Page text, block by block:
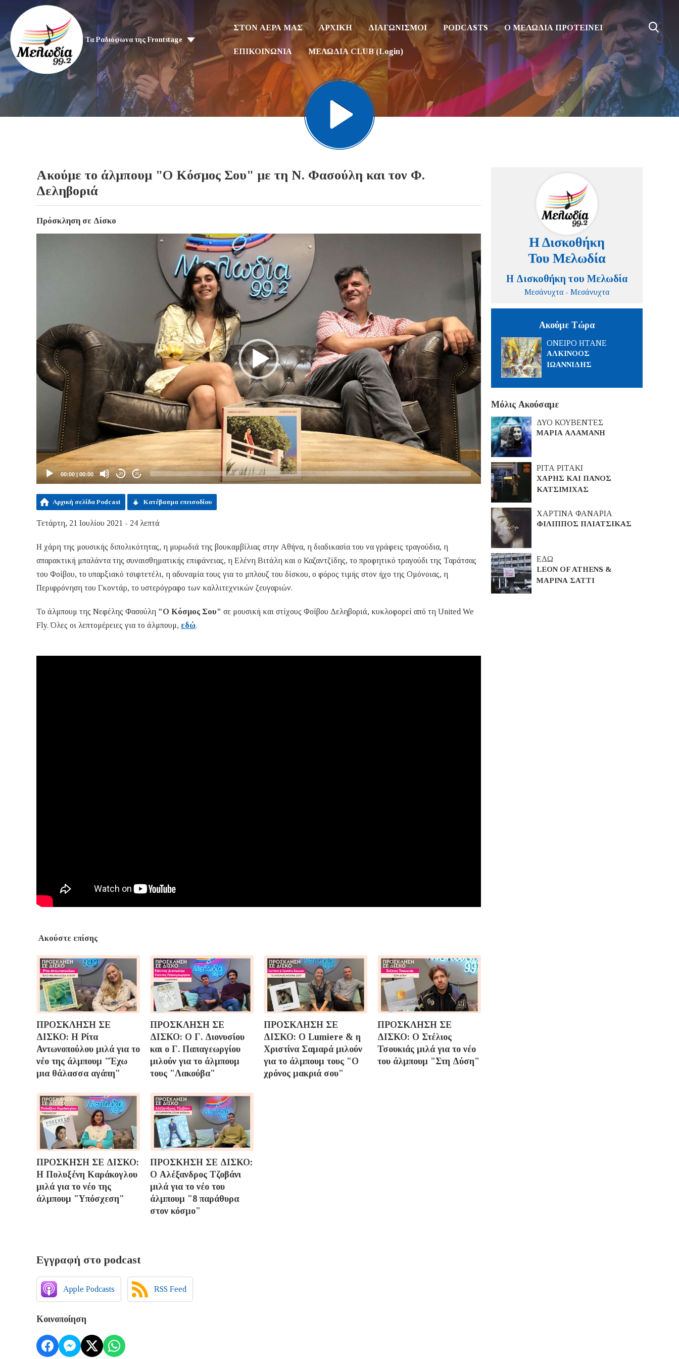
Τα Ραδιόφωνα της Frontstage
ΣΤΟΝ ΑΕΡΑ ΜΑΣ ΑΡΧΙΚΗ ΔΙΑΓΩΝΙΣΜΟΙ PODCASTS Ο ΜΕΛΩΔΙΑ ΠΡΟΤΕΙΝΕΙ
ΕΠΙΚΟΙΝΩΝΙΑ ΜΕΛΩΔΙΑ CLUB (Login)
Ακούμε το άλμπουμ "Ο Κόσμος Σου" με τη Ν. Φασούλη και τον Φ.
Δεληβοριά
Πρόσκληση σε Δίσκο
00:00 00:00 20 20
Αρχική σελίδα Podcast Κατέβασμα επεισοδίου
Τετάρτη, 21 Ιουλίου 2021 - 24 λεπτά
Η χάρη της μουσικής διπολικότητας, η μυρωδιά της βουκαμβίλιας στην Αθήνα, η διαδικασία του να γράφεις τραγούδια, η
σπαρακτική μπαλάντα της συναισθηματικής επιφάνειας, η Ελένη Βιτάλη και ο Καζαντζίδης, το προφητικό τραγούδι της Ταράτσας
του Φοίβου, το υπαρξιακό τσιφτετέλι, η αδυναμία τους για το μπλουζ του δίσκου, ο φόρος τιμής στον ήχο της Ομόνοιας, η
Περιφρόνηση του Γκοντάρ, το υστερόγραφο των καλλιτεχνικών ζευγαριών.
Το άλμπουμ της Νεφέλης Φασούλη "Ο Κόσμος Σου" σε μουσική και στίχους Φοίβου Δεληβοριά, κυκλοφορεί από τη United We
Fly. Όλες οι λεπτομέρειες για το άλμπουμ, εδώ.
Ακούστε επίσης
ΠΡΟΣΚΛΗΣΗ ΣΕ
ΔΙΣΚΟ: Η Ρίτα
Αντωνοπούλου μιλά για το
νέο της άλμπουμ "Έχω
μια θάλασσα αγάπη"
ΠΡΟΣΚΛΗΣΗ ΣΕ
ΔΙΣΚΟ: Ο Γ. Διονυσίου
και ο Γ. Παπαγεωργίου
μιλούν για το άλμπουμ
τους "Λακούβα"
ΠΡΟΣΚΛΗΣΗ ΣΕ
ΔΙΣΚΟ: O Lumiere & η
Χριστίνα Σαμαρά μιλούν
για το άλμπουμ τους "Ο
χρόνος μακριά σου"
ΠΡΟΣΚΛΗΣΗ ΣΕ
ΔΙΣΚΟ: Ο Στέλιος
Τσουκιάς μιλά για το νέο
του άλμπουμ "Στη Δύση"
ΠΡΟΣΚΗΣΗ ΣΕ ΔΙΣΚΟ:
H Πολυξένη Καράκογλου
μιλά για το νέο της
άλμπουμ "Υπόσχεση"
ΠΡΟΣΚΗΣΗ ΣΕ ΔΙΣΚΟ:
O Αλέξανδρος Τζοβάνι
μιλά για το νέο του
άλμπουμ "8 παράθυρα
στον κόσμο"
Εγγραφή στο podcast
Apple Podcasts RSS Feed
Κοινοποίηση
Η Δισκοθήκη του Μελωδία
Μεσάνυχτα - Μεσάνυχτα
Ακούμε Τώρα
ΟΝΕΙΡΟ ΗΤΑΝΕ
ΑΛΚΙΝΟΟΣ
ΙΩΑΝΝΙΔΗΣ
Μόλις Ακούσαμε
ΔΥΟ ΚΟΥΒΕΝΤΕΣ
ΜΑΡΙΑ ΑΛΑΜΑΝΗ
ΡΙΤΑ ΡΙΤΑΚΙ
ΧΑΡΗΣ ΚΑΙ ΠΑΝΟΣ
ΚΑΤΣΙΜΙΧΑΣ
ΧΑΡΤΙΝΑ ΦΑΝΑΡΙΑ
ΦΙΛΙΠΠΟΣ ΠΛΙΑΤΣΙΚΑΣ
ΕΔΩ
LEON OF ATHENS &
ΜΑΡΙΝΑ ΣΑΤΤΙ